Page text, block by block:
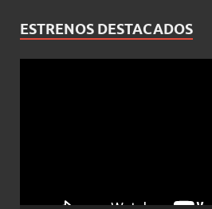
ESTRENOS DESTACADOS